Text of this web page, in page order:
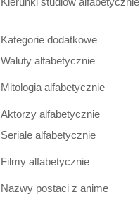
Kategorie dodatkowe
Waluty alfabetycznie
Mitologia alfabetycznie
Aktorzy alfabetycznie
Seriale alfabetycznie
Filmy alfabetycznie
Nazwy postaci z anime